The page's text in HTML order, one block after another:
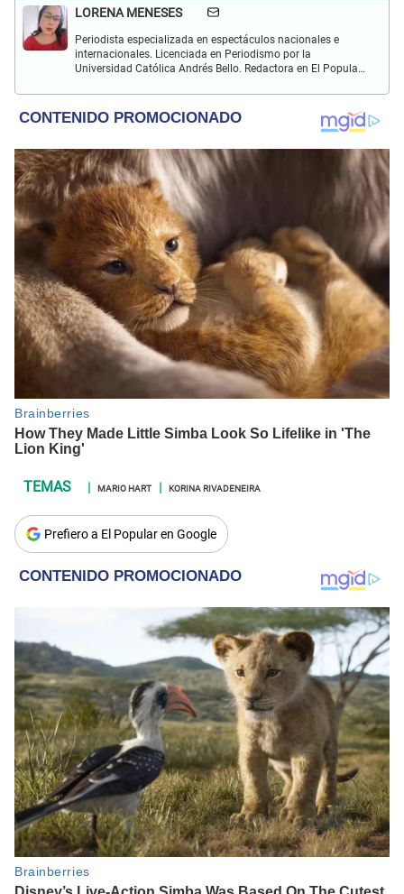
LORENA MENESES
Periodista especializada en espectáculos nacionales e
internacionales. Licenciada en Periodismo por la
Universidad Católica Andrés Bello. Redactora en El Popular.
celebridades.
MARIO HART KORINA RIVADENEIRA
Prefiero a El Popular en Google